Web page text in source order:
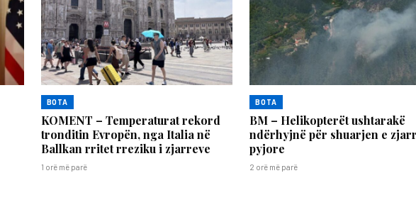
BOTA
KOMENT – Temperaturat rekord
tronditin Evropën, nga Italia në
Ballkan rritet rreziku i zjarreve
1 orë më parë
BOTA
BM – Helikopterët ushtarakë
ndërhyjnë për shuarjen e
pyjore
2 orë më parë